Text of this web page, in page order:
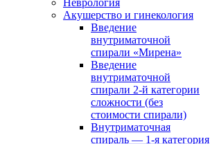
Неврология
Акушерство и гинекология
Введение
внутриматочной
спирали «Мирена»
Введение
внутриматочной
спирали 2-й категории
сложности (без
стоимости спирали)
Внутриматочная
спираль — 1-я категория